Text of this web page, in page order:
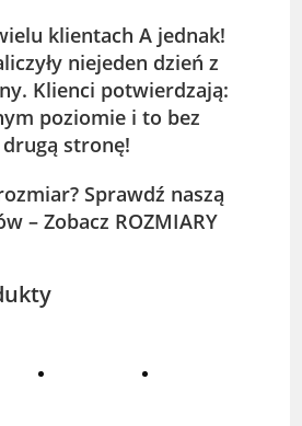
klientach A jednak!
niejeden dzień z
Klienci potwierdzają:
poziomie i to bez
stronę!
Sprawdź naszą
– Zobacz ROZMIARY